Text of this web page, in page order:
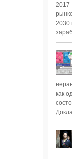
2030
как